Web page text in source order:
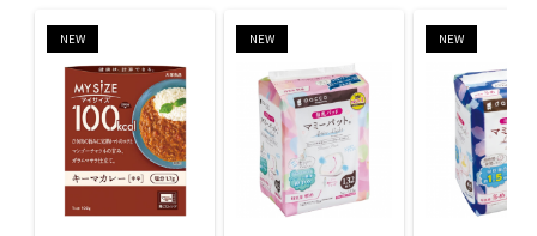
NEW NEW NEW